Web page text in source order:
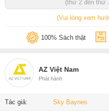
(thứ 2 đến thứ
(Vui lòng xem
100% Sách thật
AZ Việt Nam
Phát hành
Tác giả: Sky Baynes